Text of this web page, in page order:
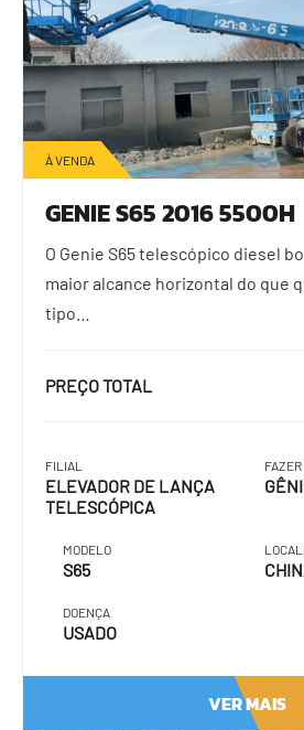
À VENDA
GENIE S65 2016 5500H
O Genie S65 telescópico diesel
maior alcance horizontal do que
tipo…
PREÇO TOTAL
FILIAL
ELEVADOR DE LANÇA
TELESCÓPICA
FAZER
MODELO
S65
DOENÇA
USADO
VER MAIS